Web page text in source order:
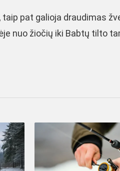
pat galioja draudimas
nuo žiočių iki Babtų tilto